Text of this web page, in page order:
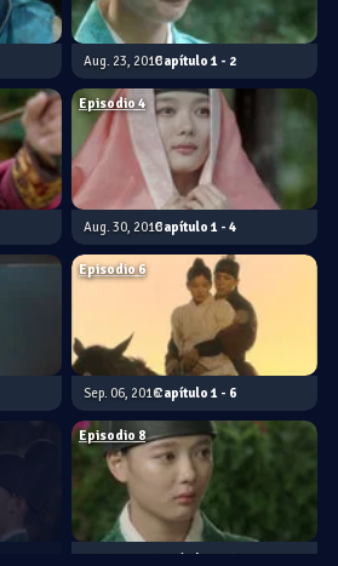
1 - 2
Aug. 23, 2016
1 - 4
Episodio 4
Aug. 30, 2016
1 - 6
Episodio 6
Sep. 06, 2016
Episodio 8